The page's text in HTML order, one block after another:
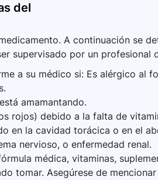
del
A continuación se
supervisado por un profesional
a su médico si: Es alérgico al
amamantando.
rojos) debido a la falta de
en la cavidad torácica o en el
nervioso, o enfermedad renal.
médica, vitaminas,
tomar. Asegúrese de